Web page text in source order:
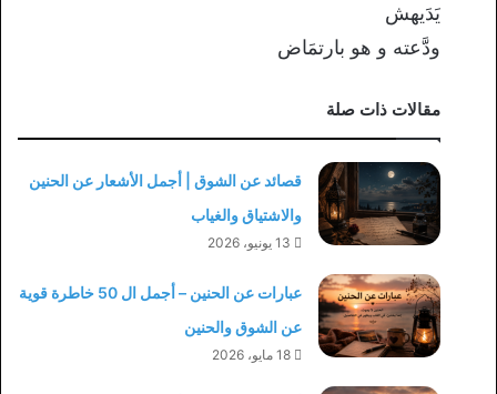
يَدَيهش
ودَّعته و هو بارتمَاض
مقالات ذات صلة
قصائد عن الشوق | أجمل الأشعار عن الحنين
والاشتياق والغياب
13 يونيو، 2026
عبارات عن الحنين – أجمل ال 50 خاطرة قوية
عن الشوق والحنين
18 مايو، 2026